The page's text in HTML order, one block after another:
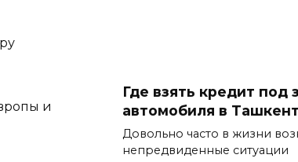
и
Где взять кредит под
автомобиля в
Довольно часто в жизни
непредвиденные ситуации